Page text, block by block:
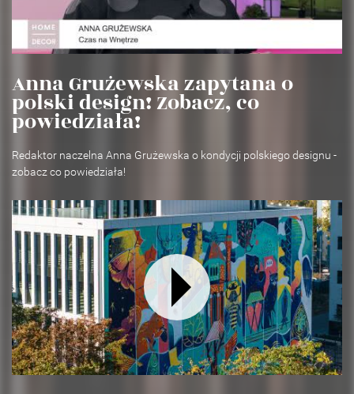
Anna Grużewska zapytana o
polski design! Zobacz, co
powiedziała!
Redaktor naczelna Anna Grużewska o kondycji polskiego designu -
zobacz co powiedziała!